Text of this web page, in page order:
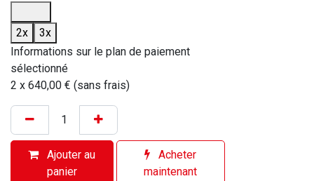
2x
3x
Informations sur le plan de paiement
sélectionné
2 x 640,00 € (sans frais)
Ajouter au
panier
Acheter
maintenant